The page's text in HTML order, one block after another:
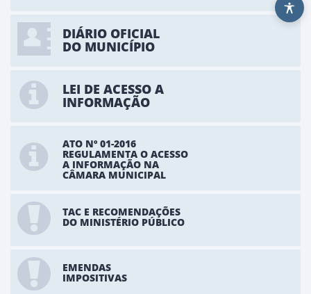
DIÁRIO OFICIAL
DO MUNICÍPIO
LEI DE ACESSO A
INFORMAÇÃO
ATO Nº 01-2016
REGULAMENTA O ACESSO
A INFORMAÇÃO NA
CÂMARA MUNICIPAL
TAC E RECOMENDAÇÕES
DO MINISTÉRIO PÚBLICO
EMENDAS
IMPOSITIVAS